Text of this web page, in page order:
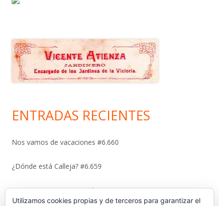
ENTRADAS RECIENTES
Nos vamos de vacaciones #6.660
¿Dónde está Calleja? #6.659
Carta protesta a Don Pedro Muñoz Seca #6.658
Utilizamos cookies propias y de terceros para garantizar el